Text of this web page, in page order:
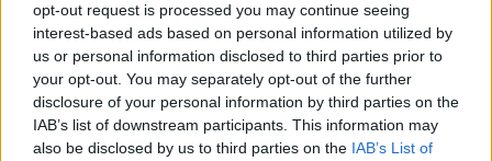
opt-out request is processed you may continue seeing
interest-based ads based on personal information utilized by
us or personal information disclosed to third parties prior to
your opt-out. You may separately opt-out of the further
disclosure of your personal information by third parties on the
IAB’s list of downstream participants. This information may
also be disclosed by us to third parties on the IAB’s List of
Il sindaco «modello» studiato
dalla Luiss
11/07/2010